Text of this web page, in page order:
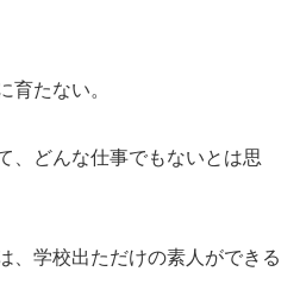
たない。
、どんな仕事でもないとは思
、学校出ただけの素人ができる